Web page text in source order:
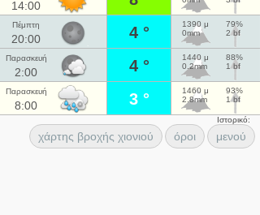
14:00
Πέμπτη
20:00 4 °
1390 μ
0mm
79%
2 bf
Παρασκευή
2:00 4 °
1440 μ
0.2mm
88%
1 bf
Παρασκευή
8:00 3 °
1460 μ
2.8mm
93%
1 bf
Ιστορικό:
χάρτης βροχής χιονιού όροι μενού